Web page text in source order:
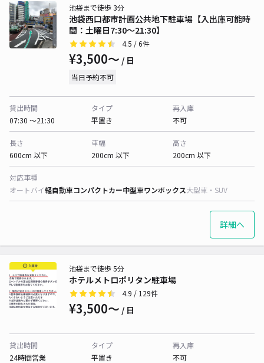
池袋西口都市計画公共地下駐車場【入出庫可能時
間：土曜日7:30～21:30】
池袋まで徒歩 3分
4.5 / 6件
¥3,500〜 / 日
当日予約不可
貸出時間
07:30 〜21:30
タイプ
平置き
再入庫
不可
長さ
600cm 以下
車幅
200cm 以下
高さ
200cm 以下
対応車種
オートバイ軽自動車コンパクトカー中型車ワンボックス大型車・SUV
詳細へ
ホテルメトロポリタン駐車場
池袋まで徒歩 5分
4.9 / 129件
¥3,500〜 / 日
貸出時間
24時間営業
タイプ
平置き
再入庫
不可